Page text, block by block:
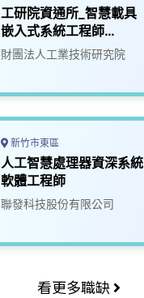
工研院資通所_智慧載具
嵌入式系統工程師
(U303)
財團法人工業技術研究院
新竹市東區
人工智慧處理器資深系統
軟體工程師
聯發科技股份有限公司
看更多職缺